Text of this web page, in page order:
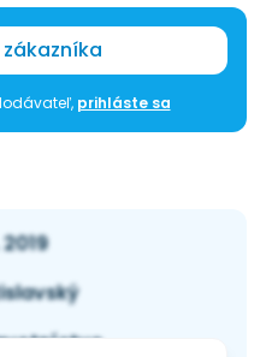
prihláste sa
2019